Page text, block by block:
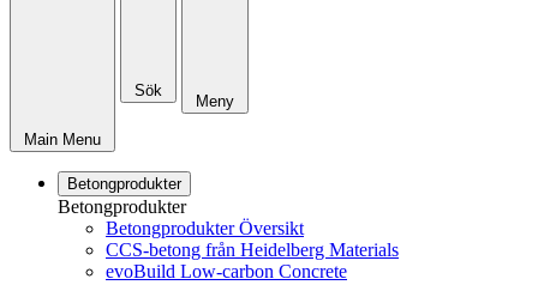
Main Menu
Sök
Meny
Betongprodukter
Betongprodukter
Betongprodukter Översikt
CCS-betong från Heidelberg Materials
evoBuild Low-carbon Concrete